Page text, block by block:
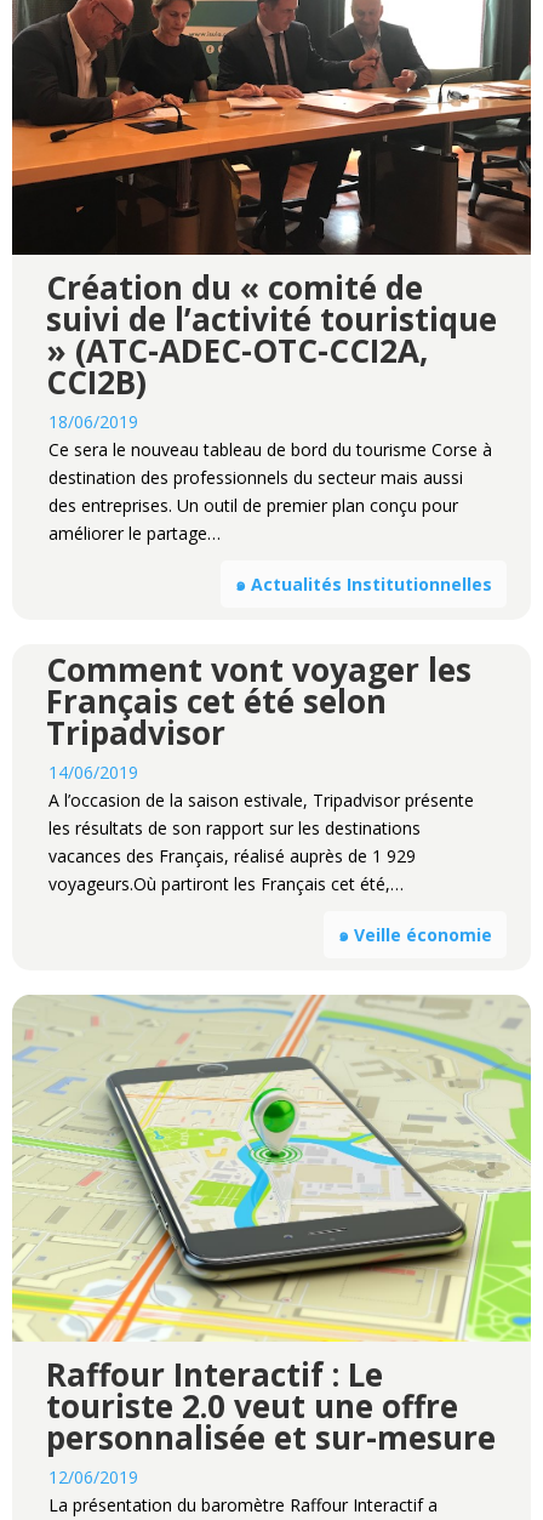
Création du « comité de
suivi de l’activité touristique
» (ATC-ADEC-OTC-CCI2A,
CCI2B)
18/06/2019
Ce sera le nouveau tableau de bord du tourisme Corse à
destination des professionnels du secteur mais aussi
des entreprises. Un outil de premier plan conçu pour
améliorer le partage…
๑ Actualités Institutionnelles
Comment vont voyager les
Français cet été selon
Tripadvisor
14/06/2019
A l’occasion de la saison estivale, Tripadvisor présente
les résultats de son rapport sur les destinations
vacances des Français, réalisé auprès de 1 929
voyageurs.Où partiront les Français cet été,…
๑ Veille économie
Raffour Interactif : Le
touriste 2.0 veut une offre
personnalisée et sur-mesure
12/06/2019
La présentation du baromètre Raffour Interactif a